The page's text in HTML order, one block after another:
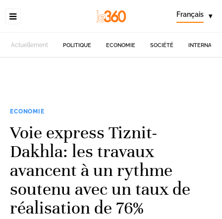
Français ▾
Actuellement POLITIQUE ECONOMIE SOCIÉTÉ
ECONOMIE
Voie express Tiznit-
Dakhla: les travaux
avancent à un rythme
soutenu avec un taux de
réalisation de 76%